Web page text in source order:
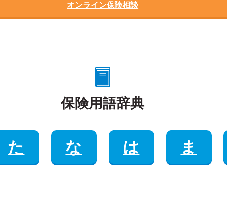
オンライン保険相談
保険用語辞典
た な は ま